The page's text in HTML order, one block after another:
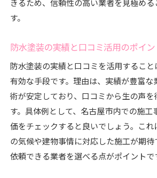
きるため、信頼性の高い業者を見極め
す。
防水塗装の実績と口コミ活用のポイン
防水塗装の実績と口コミを活用するこ
有効な手段です。理由は、実績が豊富な
術が安定しており、口コミから生の声
す。具体例として、名古屋市内での施工
価をチェックすると良いでしょう。こ
の気候や建物事情に対応した施工が期待
依頼できる業者を選べる点がポイントで